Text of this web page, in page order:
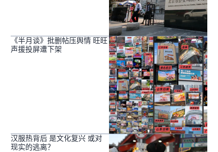
《半月谈》批删帖压舆情 旺旺
声援投屏遭下架
汉服热背后 是文化复兴 或对
现实的逃离？